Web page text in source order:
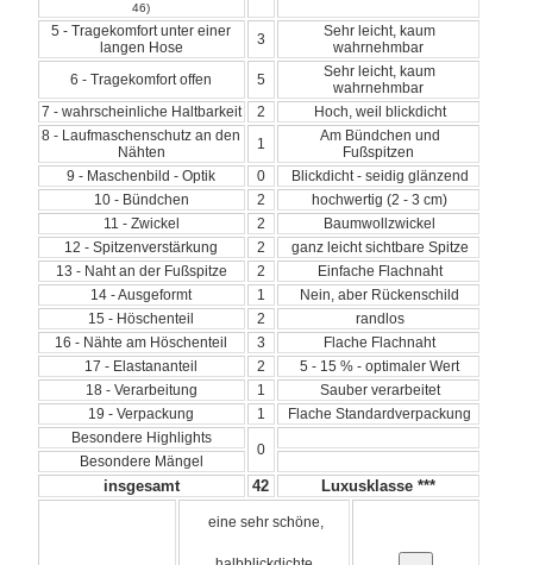
46)
5 - Tragekomfort unter einer
langen Hose
3
Sehr leicht, kaum
wahrnehmbar
6 - Tragekomfort offen
5
Sehr leicht, kaum
wahrnehmbar
7 - wahrscheinliche Haltbarkeit
2
Hoch, weil blickdicht
8 - Laufmaschenschutz an den
Nähten
1
Am Bündchen und
Fußspitzen
9 - Maschenbild - Optik
0
Blickdicht - seidig glänzend
10 - Bündchen
2
hochwertig (2 - 3 cm)
11 - Zwickel
2
Baumwollzwickel
12 - Spitzenverstärkung
2
ganz leicht sichtbare Spitze
13 - Naht an der Fußspitze
2
Einfache Flachnaht
14 - Ausgeformt
1
Nein, aber Rückenschild
15 - Höschenteil
2
randlos
16 - Nähte am Höschenteil
3
Flache Flachnaht
17 - Elastananteil
2
5 - 15 % - optimaler Wert
18 - Verarbeitung
1
Sauber verarbeitet
19 - Verpackung
1
Flache Standardverpackung
Besondere Highlights
0
Besondere Mängel
insgesamt 42 Luxusklasse ***
eine sehr schöne,